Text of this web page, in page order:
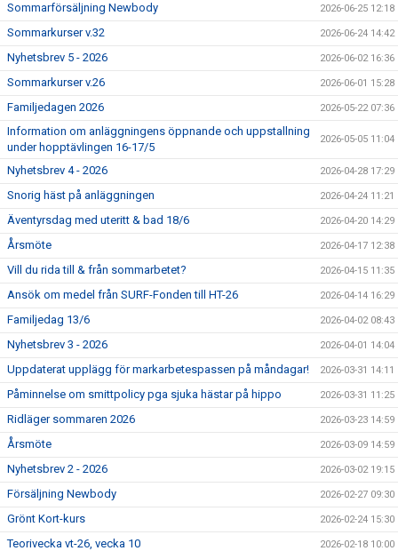
Sommarförsäljning Newbody 2026-06-25 12:18
Sommarkurser v.32 2026-06-24 14:42
Nyhetsbrev 5 - 2026 2026-06-02 16:36
Sommarkurser v.26 2026-06-01 15:28
Familjedagen 2026 2026-05-22 07:36
Information om anläggningens öppnande och uppstallning
under hopptävlingen 16-17/5
2026-05-05 11:04
Nyhetsbrev 4 - 2026 2026-04-28 17:29
Snorig häst på anläggningen 2026-04-24 11:21
Äventyrsdag med uteritt & bad 18/6 2026-04-20 14:29
Årsmöte 2026-04-17 12:38
Vill du rida till & från sommarbetet? 2026-04-15 11:35
Ansök om medel från SURF-Fonden till HT-26 2026-04-14 16:29
Familjedag 13/6 2026-04-02 08:43
Nyhetsbrev 3 - 2026 2026-04-01 14:04
Uppdaterat upplägg för markarbetespassen på måndagar! 2026-03-31 14:11
Påminnelse om smittpolicy pga sjuka hästar på hippo 2026-03-31 11:25
Ridläger sommaren 2026 2026-03-23 14:59
Årsmöte 2026-03-09 14:59
Nyhetsbrev 2 - 2026 2026-03-02 19:15
Försäljning Newbody 2026-02-27 09:30
Grönt Kort-kurs 2026-02-24 15:30
Teorivecka vt-26, vecka 10 2026-02-18 10:00